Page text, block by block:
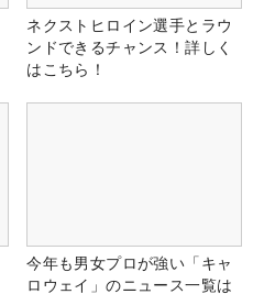
ネクストヒロイン選手とラウ
ンドできるチャンス！詳しく
はこちら！
今年も男女プロが強い「キャ
ロウェイ」のニュース一覧は